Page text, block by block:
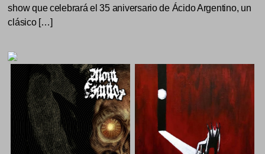
show que celebrará el 35 aniversario de Ácido Argentino, un
clásico […]